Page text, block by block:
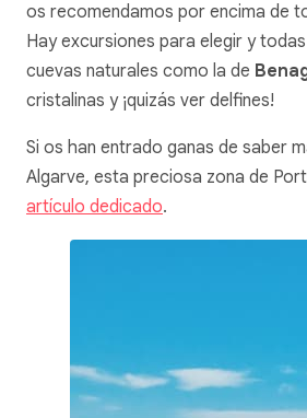
os recomendamos por encima de
Hay excursiones para elegir y
cuevas naturales como la de
cristalinas y ¡quizás ver delfines!
Si os han entrado ganas de saber
Algarve, esta preciosa zona de
artículo dedicado.